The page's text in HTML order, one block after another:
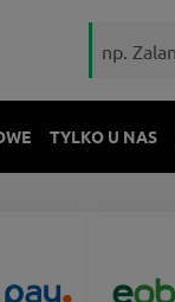
TYLKO U NAS